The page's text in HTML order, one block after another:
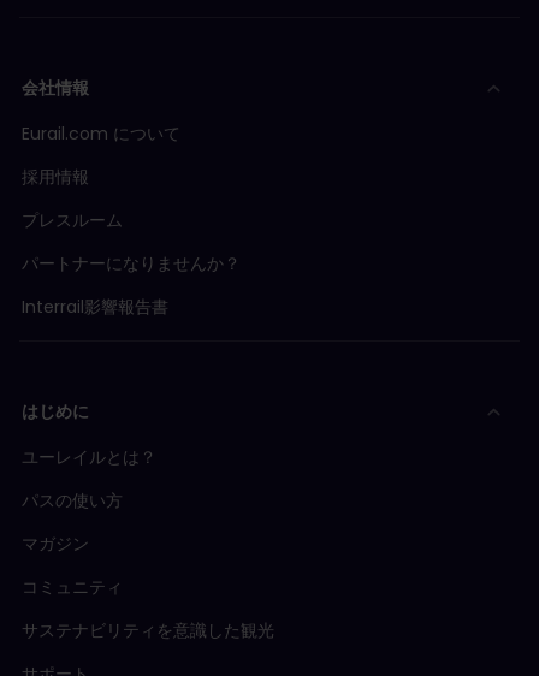
会社情報
Eurail.com について
採用情報
プレスルーム
パートナーになりませんか？
Interrail影響報告書
はじめに
ユーレイルとは？
パスの使い方
マガジン
コミュニティ
サステナビリティを意識した観光